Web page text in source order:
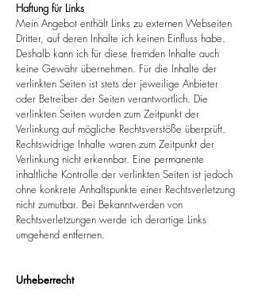
Haftung für Links
Mein Angebot enthält Links zu externen Webseiten
Dritter, auf deren Inhalte ich keinen Einfluss habe.
Deshalb kann ich für diese fremden Inhalte auch
keine Gewähr übernehmen. Für die Inhalte der
verlinkten Seiten ist stets der jeweilige Anbieter
oder Betreiber der Seiten verantwortlich. Die
verlinkten Seiten wurden zum Zeitpunkt der
Verlinkung auf mögliche Rechtsverstöße überprüft.
Rechtswidrige Inhalte waren zum Zeitpunkt der
Verlinkung nicht erkennbar. Eine permanente
inhaltliche Kontrolle der verlinkten Seiten ist jedoch
ohne konkrete Anhaltspunkte einer Rechtsverletzung
nicht zumutbar. Bei Bekanntwerden von
Rechtsverletzungen werde ich derartige Links
umgehend entfernen.
Urheberrecht